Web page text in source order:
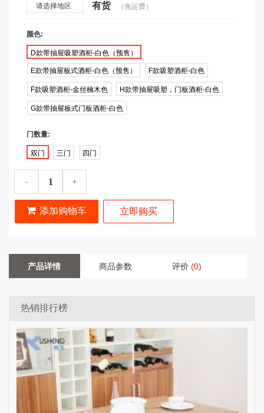
请选择地区 有货 （免运费）
颜色:
D款带抽屉吸塑酒柜-白色（预售）
E款带抽屉板式酒柜-白色（预售） F款吸塑酒柜-白色
F款吸塑酒柜-金丝楠木色 H款带抽屉吸塑，门板酒柜-白色
G款带抽屉板式门板酒柜-白色
门数量:
双门 三门 四门
- +
添加购物车 立即购买
产品详情 商品参数 评价(0)
热销排行榜